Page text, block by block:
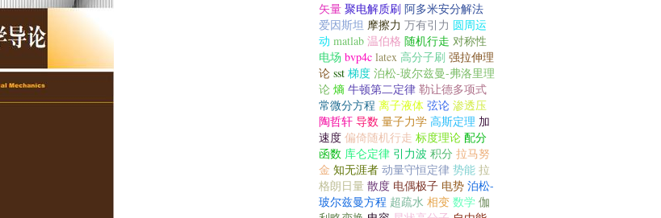
矢量 聚电解质刷 阿多米安分解法
爱因斯坦 摩擦力 万有引力 圆周运
动 matlab 温伯格 随机行走 对称性
电场 bvp4c latex 高分子刷 强拉伸理
论 sst 梯度 泊松-玻尔兹曼-弗洛里理
论 熵 牛顿第二定律 勒让德多项式
常微分方程 离子液体 弦论 渗透压
陶哲轩 导数 量子力学 高斯定理 加
速度 偏倚随机行走 标度理论 配分
函数 库仑定律 引力波 积分 拉马努
金 知无涯者 动量守恒定律 势能 拉
格朗日量 散度 电偶极子 电势 泊松-
玻尔兹曼方程 超疏水 相变 数学 伽